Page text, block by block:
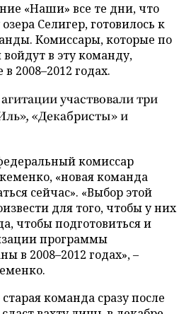
«Наши» все те дни, что
Селигер, готовилось к
Комиссары, которые по
в эту команду,
2008–2012 годах.
участвовали три
«Декабристы» и
комиссар
«новая команда
сейчас». «Выбор этой
для того, чтобы у них
чтобы подготовиться и
программы
в 2008–2012 годах», –
команда сразу после